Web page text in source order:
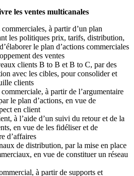
les ventes multicanales
à partir d’un plan
les politiques prix, tarifs, distribution,
le plan d’actions commerciales
des ventes
clients B to B et B to C, par des
avec les cibles, pour consolider et
clients
à partir de l’argumentaire
le plan d’actions, en vue de
en client
à l’aide d’un suivi du retour et de la
en vue de les fidéliser et de
d’affaires
de distribution, par la mise en place
en vue de constituer un réseau
à partir de supports et